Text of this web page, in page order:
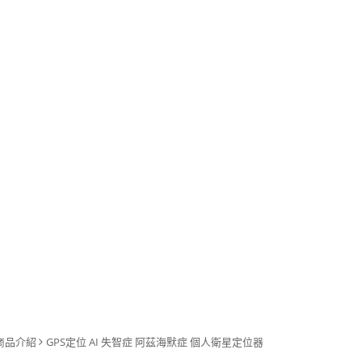
品介紹 GPS定位 AI 失智症 阿茲海默症 個人衛星定位器